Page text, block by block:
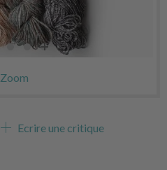
Zoom
Ecrire une critique